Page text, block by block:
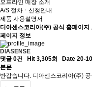
오프라인 매장 소개
A/S 절차ㆍ신청안내
제품 사용설명서
디아센스코리아(주) 공식 홈페이지
페이지 정보
DIASENSE
댓글 0건
Hit 3,305회
Date 20-
본문
반갑습니다. 디아센스코리아(주)